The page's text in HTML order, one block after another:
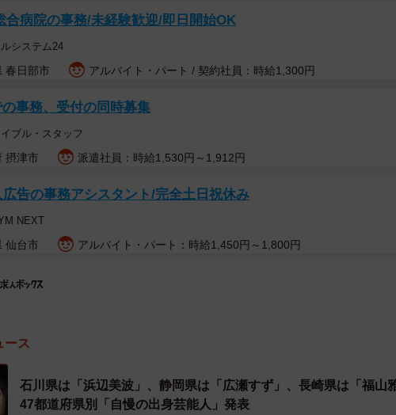
るか】
プロタレントスカウトキャラバン」への出場をきっかけに芸能界入
TBS系）でブレークした以降も、大河ドラマ『八重の桜』（NHK）
数々の話題作で主演を務め、2022年4月11日からは人気俳優・大泉
合病院の事務/未経験歓迎/即日開始OK
システム24
春日部市 アルバイト・パート / 契約社員：時給1,300円
事務、受付の同時募集
ブル・スタッフ
摂津市 派遣社員：時給1,530円～1,912円
告の事務アシスタント/完全土日祝休み
NEXT
仙台市 アルバイト・パート：時給1,450円～1,800円
ース
石川県は「浜辺美波」、静岡県は「広瀬すず」、長崎県は「福山
47都道府県別「自慢の出身芸能人」発表